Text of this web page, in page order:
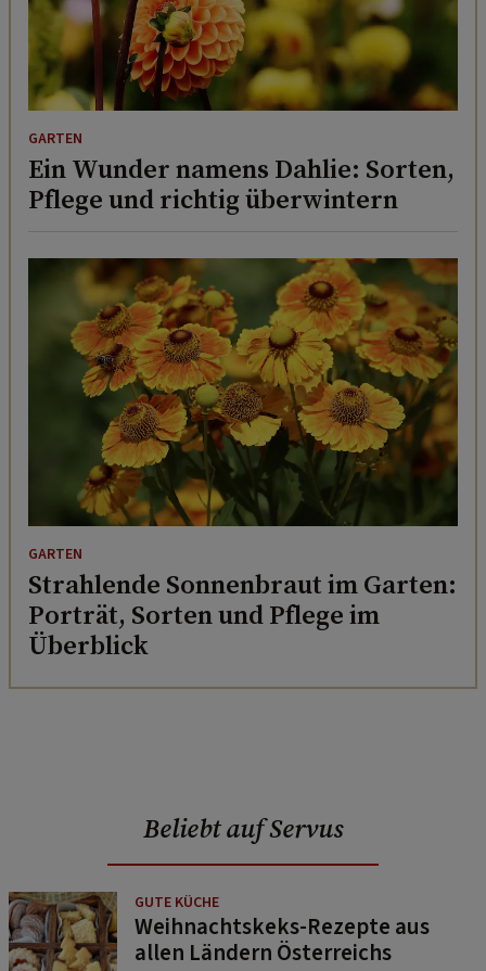
GARTEN
Ein Wunder namens Dahlie: Sorten,
Pflege und richtig überwintern
GARTEN
Strahlende Sonnenbraut im Garten:
Porträt, Sorten und Pflege im
Überblick
Beliebt auf Servus
GUTE KÜCHE
Weihnachtskeks-Rezepte aus
allen Ländern Österreichs